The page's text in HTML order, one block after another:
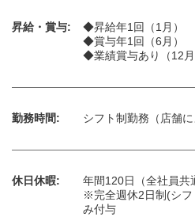
昇給・賞与:
◆昇給年1回（1月）
◆賞与年1回（6月）
◆業績賞与あり（12月
勤務時間: シフト制勤務（店舗に
休日休暇:
年間120日（全社員共
※完全週休2日制(シフ
み付与